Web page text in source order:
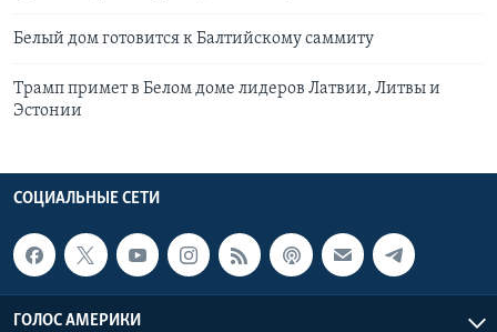
Белый дом готовится к Балтийскому саммиту
Трамп примет в Белом доме лидеров Латвии, Литвы и
Эстонии
СОЦИАЛЬНЫЕ СЕТИ
ГОЛОС АМЕРИКИ